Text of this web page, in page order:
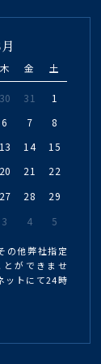
木 金 土
30 31
1
6 7
8
13 14
15
20 21
22
27 28
29
3 4 5
の他弊社指定
ができませ
ットにて24時